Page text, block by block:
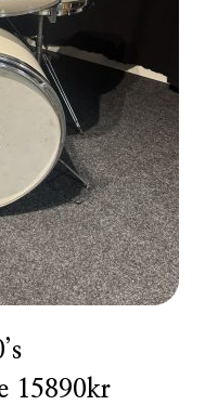
15890kr